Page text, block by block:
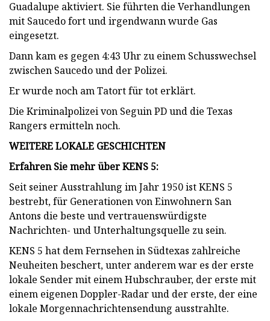
Guadalupe aktiviert. Sie führten die Verhandlungen
mit Saucedo fort und irgendwann wurde Gas
eingesetzt.
Dann kam es gegen 4:43 Uhr zu einem Schusswechsel
zwischen Saucedo und der Polizei.
Er wurde noch am Tatort für tot erklärt.
Die Kriminalpolizei von Seguin PD und die Texas
Rangers ermitteln noch.
WEITERE LOKALE GESCHICHTEN
Erfahren Sie mehr über KENS 5:
Seit seiner Ausstrahlung im Jahr 1950 ist KENS 5
bestrebt, für Generationen von Einwohnern San
Antons die beste und vertrauenswürdigste
Nachrichten- und Unterhaltungsquelle zu sein.
KENS 5 hat dem Fernsehen in Südtexas zahlreiche
Neuheiten beschert, unter anderem war es der erste
lokale Sender mit einem Hubschrauber, der erste mit
einem eigenen Doppler-Radar und der erste, der eine
lokale Morgennachrichtensendung ausstrahlte.